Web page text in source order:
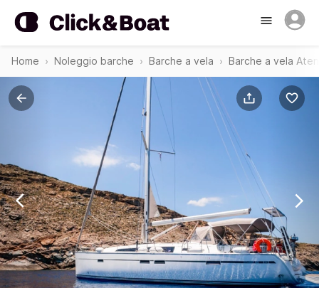
Home Noleggio barche Barche a vela Barche a vela